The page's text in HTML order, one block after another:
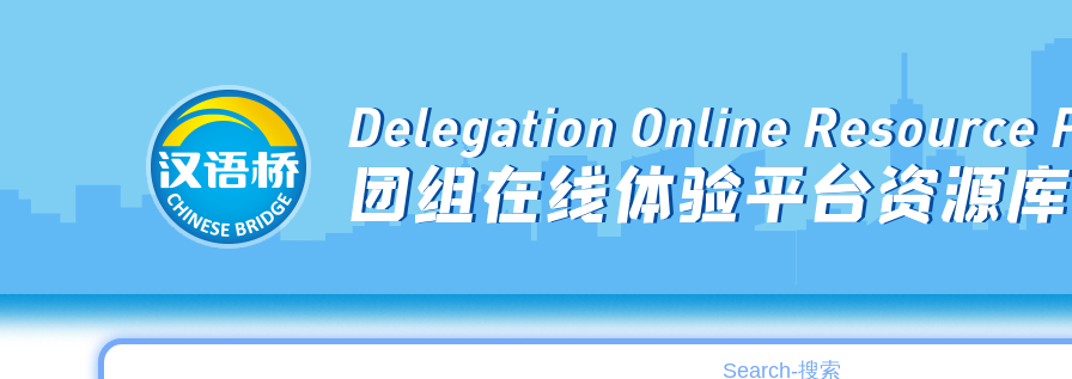
Delegation Online Resource
团组在线体验平台资源库